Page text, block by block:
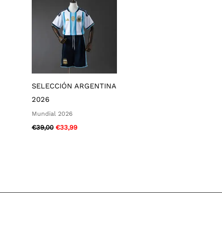
SELECCIÓN ARGENTINA
2026
Mundial 2026
€39,00
€39,00.
€33,99
es:
€33,99.